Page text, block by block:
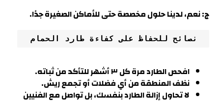
ج: نعم، لدينا حلول مخصصة حتى للأماكن الصغيرة جدًا.
نصائح للحفاظ على كفاءة طارد الحمام
افحص الطارد مرة كل ٣ أشهر للتأكد من ثباته.
نظف المنطقة من أي فضلات أو تجمع ريش.
لا تحاول إزالة الطارد بنفسك، بل تواصل مع الفنيين